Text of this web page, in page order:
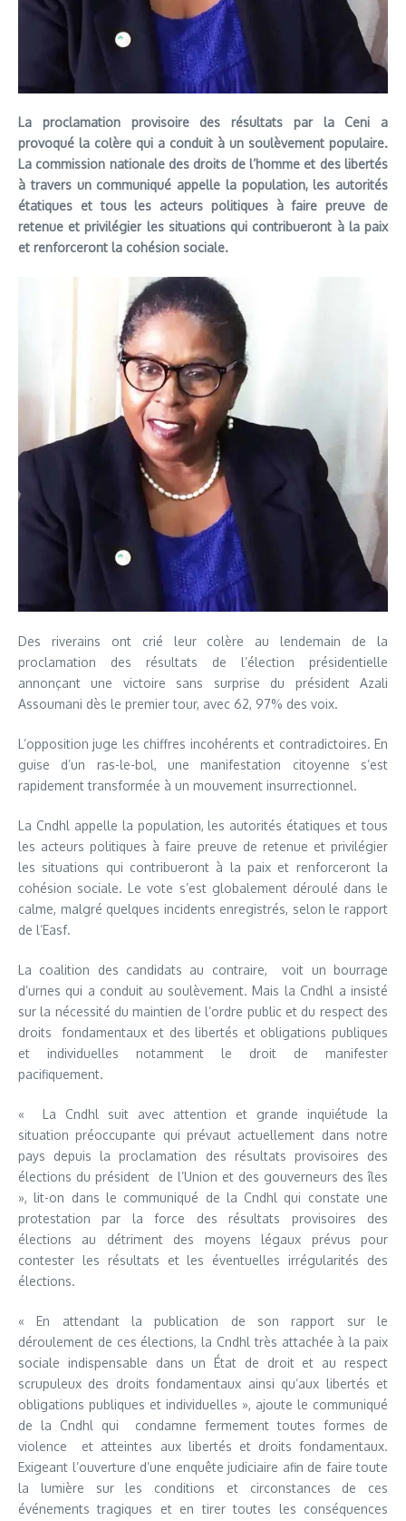
La proclamation provisoire des résultats par la Ceni a
provoqué la colère qui a conduit à un soulèvement populaire.
La commission nationale des droits de l’homme et des libertés
à travers un communiqué appelle la population, les autorités
étatiques et tous les acteurs politiques à faire preuve de
retenue et privilégier les situations qui contribueront à la paix
et renforceront la cohésion sociale.
Des riverains ont crié leur colère au lendemain de la
proclamation des résultats de l’élection présidentielle
annonçant une victoire sans surprise du président Azali
Assoumani dès le premier tour, avec 62, 97% des voix.
L’opposition juge les chiffres incohérents et contradictoires. En
guise d’un ras-le-bol, une manifestation citoyenne s’est
rapidement transformée à un mouvement insurrectionnel.
La Cndhl appelle la population, les autorités étatiques et tous
les acteurs politiques à faire preuve de retenue et privilégier
les situations qui contribueront à la paix et renforceront la
cohésion sociale. Le vote s’est globalement déroulé dans le
calme, malgré quelques incidents enregistrés, selon le rapport
de l’Easf.
La coalition des candidats au contraire, voit un bourrage
d’urnes qui a conduit au soulèvement. Mais la Cndhl a insisté
sur la nécessité du maintien de l’ordre public et du respect des
droits fondamentaux et des libertés et obligations publiques
et individuelles notamment le droit de manifester
pacifiquement.
« La Cndhl suit avec attention et grande inquiétude la
situation préoccupante qui prévaut actuellement dans notre
pays depuis la proclamation des résultats provisoires des
élections du président de l’Union et des gouverneurs des îles
», lit-on dans le communiqué de la Cndhl qui constate une
protestation par la force des résultats provisoires des
élections au détriment des moyens légaux prévus pour
contester les résultats et les éventuelles irrégularités des
élections.
« En attendant la publication de son rapport sur le
déroulement de ces élections, la Cndhl très attachée à la paix
sociale indispensable dans un État de droit et au respect
scrupuleux des droits fondamentaux ainsi qu’aux libertés et
obligations publiques et individuelles », ajoute le communiqué
de la Cndhl qui condamne fermement toutes formes de
violence et atteintes aux libertés et droits fondamentaux.
Exigeant l’ouverture d’une enquête judiciaire afin de faire toute
la lumière sur les conditions et circonstances de ces
événements tragiques et en tirer toutes les conséquences